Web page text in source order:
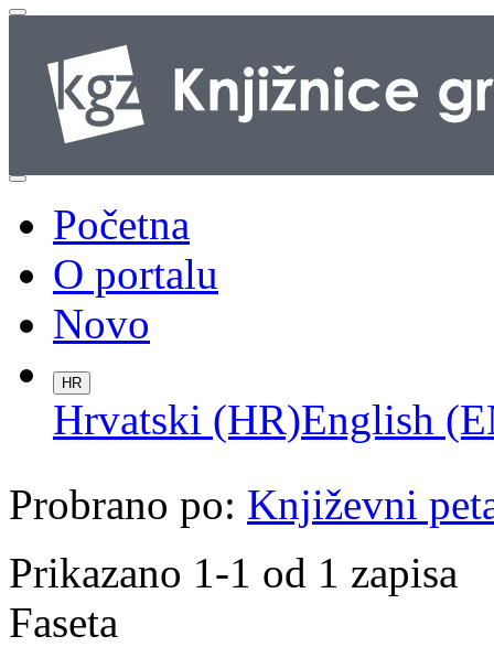
Početna
O portalu
Novo
HR
Hrvatski (HR)English
Probrano po: Književni
Prikazano 1-1 od 1 zapisa
Faseta